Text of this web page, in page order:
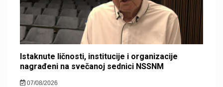
Istaknute ličnosti, institucije i organizacije
nagrađeni na svečanoj sednici NSSNM
07/08/2026